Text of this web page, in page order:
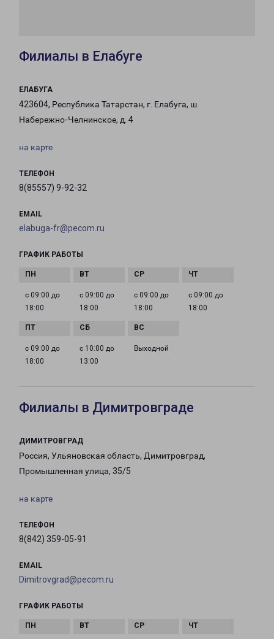
Филиалы в Елабуге
ЕЛАБУГА
423604, Республика Татарстан, г. Елабуга, ш.
Набережно-Челнинское, д. 4
на карте
ТЕЛЕФОН
8(85557) 9-92-32
EMAIL
elabuga-fr@pecom.ru
ГРАФИК РАБОТЫ
с 09:00 до
18:00
с 09:00 до
18:00
с 09:00 до
18:00
с 09:00 до
18:00
с 09:00 до
18:00
с 10:00 до
13:00
Выходной
Филиалы в Димитровграде
ДИМИТРОВГРАД
Россия, Ульяновская область, Димитровград,
Промышленная улица, 35/5
на карте
ТЕЛЕФОН
8(842) 359-05-91
EMAIL
Dimitrovgrad@pecom.ru
ГРАФИК РАБОТЫ